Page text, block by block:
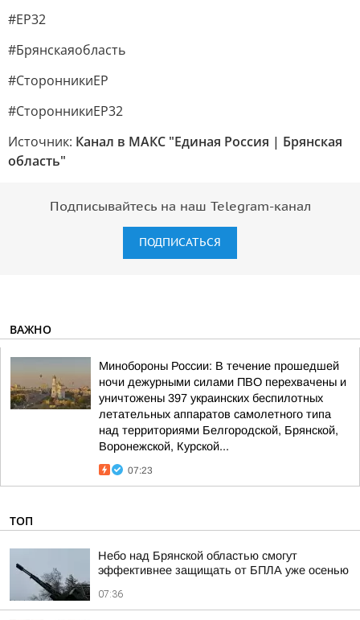
#ЕР32
#Брянскаяобласть
#СторонникиЕР
#СторонникиЕР32
Источник: Канал в МАКС "Единая Россия | Брянская
область"
Подписывайтесь на наш Telegram-канал
ПОДПИСАТЬСЯ
ВАЖНО
Минобороны России: В течение прошедшей
ночи дежурными силами ПВО перехвачены и
уничтожены 397 украинских беспилотных
летательных аппаратов самолетного типа
над территориями Белгородской, Брянской,
Воронежской, Курской...
07:23
ТОП
Небо над Брянской областью смогут
эффективнее защищать от БПЛА уже осенью
07:36